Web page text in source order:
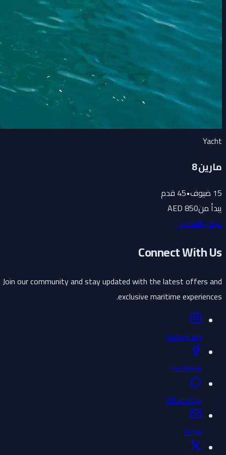
Yacht
مارين 8
15ضيوف•
45قدم
يبدأ من850 AED
عرض التفاصيل
Connect With Us
Join our community and stay updated with the latest offers and
exclusive maritime experiences.
Instagram
Facebook
WhatsApp
Email